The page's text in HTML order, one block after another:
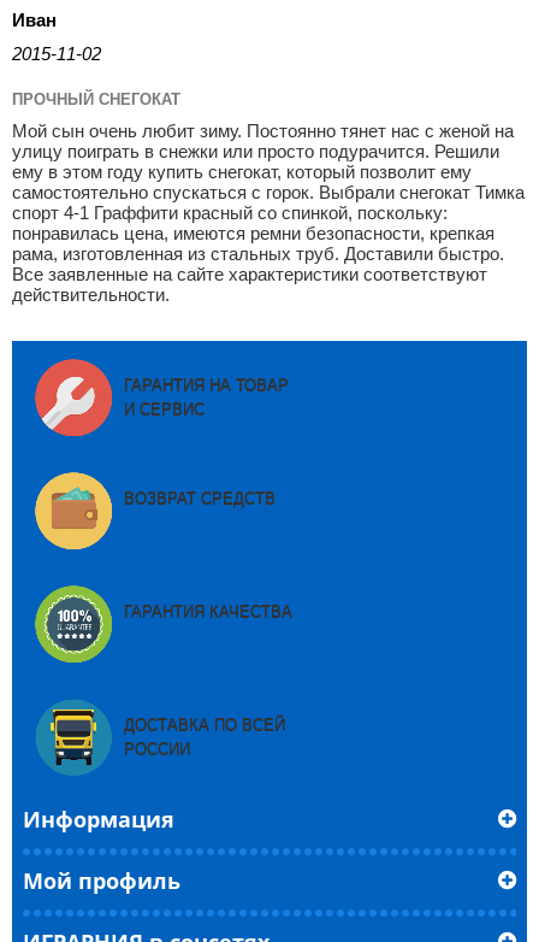
Иван
2015-11-02
ПРОЧНЫЙ СНЕГОКАТ
Мой сын очень любит зиму. Постоянно тянет нас с женой на
улицу поиграть в снежки или просто подурачится. Решили
ему в этом году купить снегокат, который позволит ему
самостоятельно спускаться с горок. Выбрали снегокат Тимка
спорт 4-1 Граффити красный со спинкой, поскольку:
понравилась цена, имеются ремни безопасности, крепкая
рама, изготовленная из стальных труб. Доставили быстро.
Все заявленные на сайте характеристики соответствуют
действительности.
ГАРАНТИЯ НА ТОВАР
И СЕРВИС
ВОЗВРАТ СРЕДСТВ
ГАРАНТИЯ КАЧЕСТВА
ДОСТАВКА ПО ВСЕЙ
РОССИИ
Информация
Мой профиль